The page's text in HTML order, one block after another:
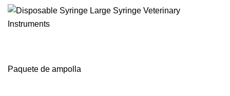
Paquete de ampolla